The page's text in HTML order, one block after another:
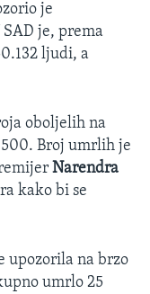
je
SAD je, prema
ljudi, a
oboljelih na
Broj umrlih je
Narendra
kako bi se
upozorila na brzo
umrlo 25